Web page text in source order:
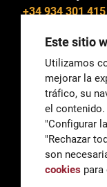
+34 934 301 415
General
Información
Trámites de
Este sitio
Utilizamos
mejorar la
tráfico, su
el
"Configurar
"Rechazar
son
cookies